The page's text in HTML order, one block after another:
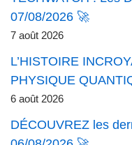
07/08/2026 🚀
7 août 2026
L’HISTOIRE
PHYSIQUE
6 août 2026
DÉCOUVREZ les